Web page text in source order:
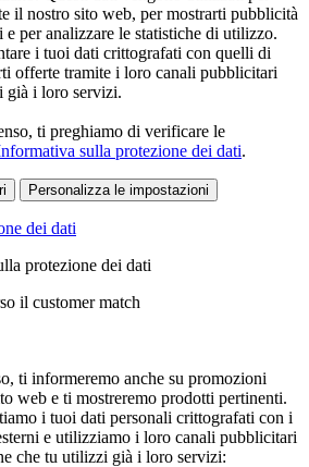
il nostro sito web, per mostrarti pubblicità
e per analizzare le statistiche di utilizzo.
i tuoi dati crittografati con quelli di
offerte tramite i loro canali pubblicitari
già i loro servizi.
ti preghiamo di verificare le
sulla protezione dei dati.
Personalizza le impostazioni
dei dati
protezione dei dati
il customer match
ti informeremo anche su promozioni
web e ti mostreremo prodotti pertinenti.
i tuoi dati personali crittografati con i
e utilizziamo i loro canali pubblicitari
che tu utilizzi già i loro servizi: